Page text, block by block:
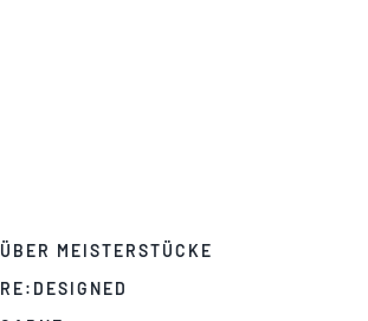
ÜBER MEISTERSTÜCKE
RE:DESIGNED